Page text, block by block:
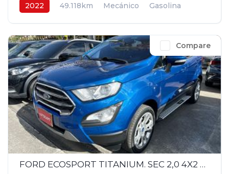
2022 49.118km Mecánico
Gasolina
Compare
FORD ECOSPORT TITANIUM. SEC 2,0 4X2 2018